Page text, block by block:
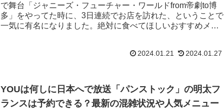
で舞台「ジャニーズ・フューチャー・ワールドfrom帝劇to博
多」をやってた時に、3日連続でお店を訪れた、ということで
一気に有名になりました。絶対に食べてほしいおすすめメニ
2024.01.21 2024.01.27
YOUは何しに日本へで放送「パンストック」の明太フ
ランスは予約できる？最新の混雑状況や人気メニュー